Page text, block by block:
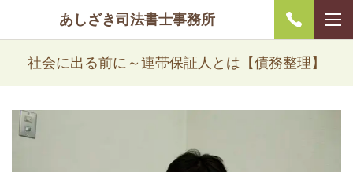
あしざき司法書士事務所
社会に出る前に～連帯保証人とは【債務整理】